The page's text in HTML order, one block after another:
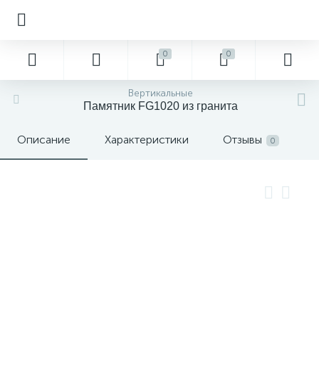
0 0
Вертикальные
Памятник FG1020 из гранита
Описание Характеристики Отзывы 0